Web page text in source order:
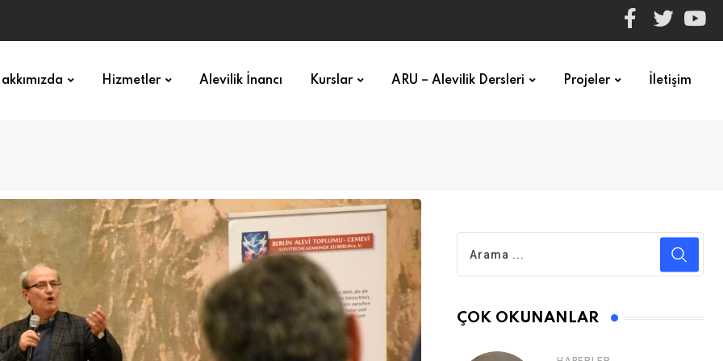
Hizmetler Alevilik İnancı Kurslar ARU – Alevilik Dersleri Projeler İletişim
ÇOK OKUNANLAR